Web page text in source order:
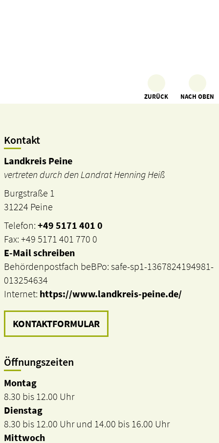
ZURÜCK NACH OBEN
Kontakt
Landkreis Peine
vertreten durch den Landrat Henning Heiß
Burgstraße 1
31224 Peine
Telefon:+49 5171 401 0
Fax: +49 5171 401 770 0
E-Mail schreiben
Behördenpostfach beBPo: safe-sp1-1367824194981-
013254634
Internet: https://www.landkreis-peine.de/
KONTAKTFORMULAR
Öffnungszeiten
Montag
8.30 bis 12.00 Uhr
Dienstag
8.30 bis 12.00 Uhr und 14.00 bis 16.00 Uhr
Mittwoch